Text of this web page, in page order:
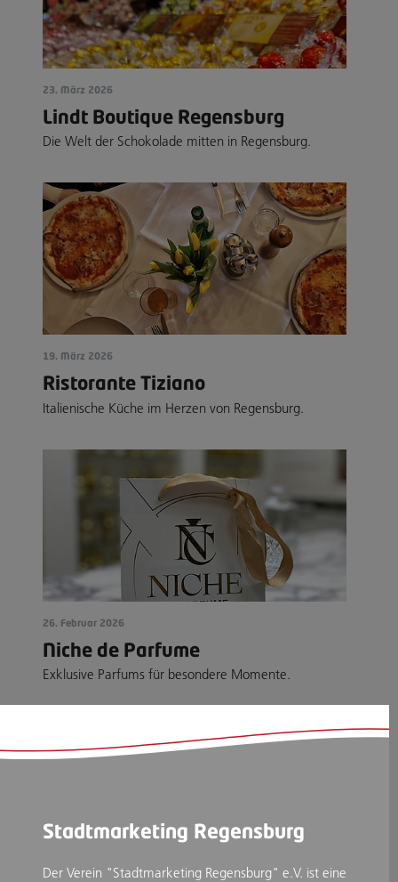
23. März 2026
Lindt Boutique Regensburg
Die Welt der Schokolade mitten in Regensburg.
19. März 2026
Ristorante Tiziano
Italienische Küche im Herzen von Regensburg.
26. Februar 2026
Niche de Parfume
Exklusive Parfums für besondere Momente.
Stadtmarketing Regensburg
Der Verein "Stadtmarketing Regensburg" e.V. ist eine